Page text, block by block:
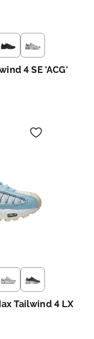
4 SE 'ACG'
Tailwind 4 LX